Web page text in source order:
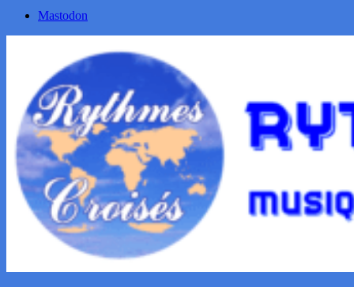
Mastodon